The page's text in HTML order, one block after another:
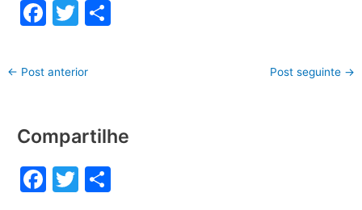
F
c
o
o
k
T
itt
← Post anterior Post seguinte →
Compartilhe
F
T